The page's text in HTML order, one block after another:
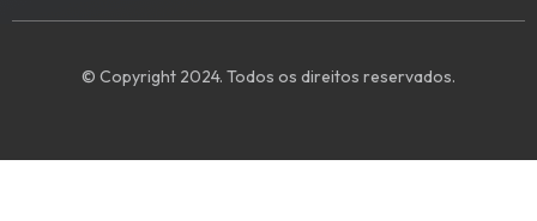
© Copyright 2024. Todos os direitos reservados.